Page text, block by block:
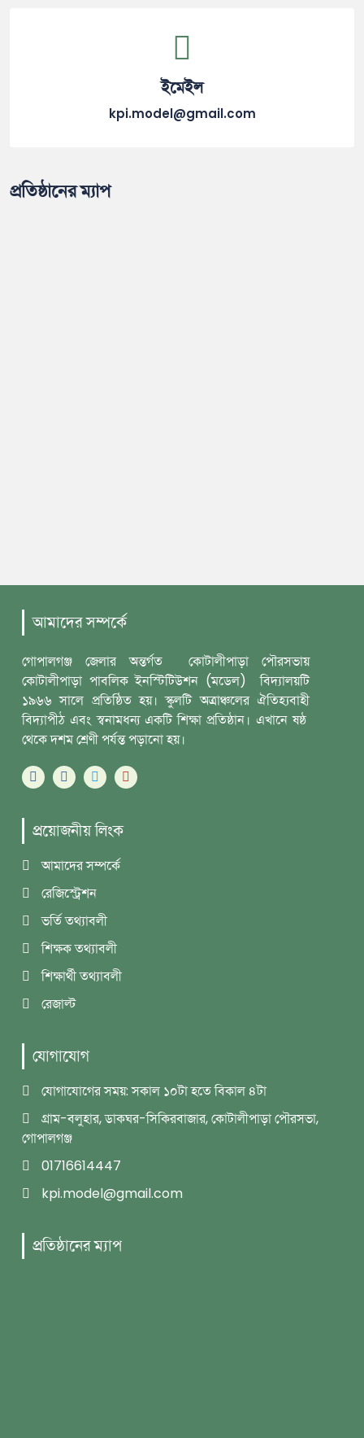
ইমেইল
kpi.model@gmail.com
প্রতিষ্ঠানের ম্যাপ
আমাদের সম্পর্কে
গোপালগঞ্জ জেলার অন্তর্গত কোটালীপাড়া পৌরসভায়
কোটালীপাড়া পাবলিক ইনস্টিটিউশন (মডেল) বিদ্যালয়টি
১৯৬৬ সালে প্রতিষ্ঠিত হয়। স্কুলটি অত্রাঞ্চলের ঐতিহ্যবাহী
বিদ্যাপীঠ এবং স্বনামধন্য একটি শিক্ষা প্রতিষ্ঠান। এখানে ষষ্ঠ
থেকে দশম শ্রেণী পর্যন্ত পড়ানো হয়।
প্রয়োজনীয় লিংক
আমাদের সম্পর্কে
রেজিস্ট্রেশন
ভর্তি তথ্যাবলী
শিক্ষক তথ্যাবলী
শিক্ষার্থী তথ্যাবলী
রেজাল্ট
যোগাযোগ
যোগাযোগের সময়: সকাল ১০টা হতে বিকাল ৪টা
গ্রাম-বলুহার, ডাকঘর-সিকিরবাজার, কোটালীপাড়া পৌরসভা,
গোপালগঞ্জ
01716614447
kpi.model@gmail.com
প্রতিষ্ঠানের ম্যাপ